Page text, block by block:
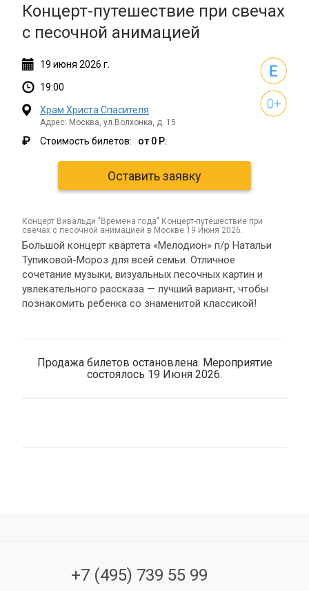
Концерт-путешествие при свечах
с песочной анимацией
19 июня 2026 г.
19:00
Храм Христа Спасителя
Адрес: Москва, ул.Волхонка, д. 15
₽ Стоимость билетов: от 0 Р.
Оставить заявку
концерт Вивальди "Времена года" Концерт-путешествие при
свечах с песочной анимацией в Москве 19 Июня 2026.
Большой концерт квартета «Мелодион» п/р Натальи
Тупиковой-Мороз для всей семьи. Отличное
сочетание музыки, визуальных песочных картин и
увлекательного рассказа — лучший вариант, чтобы
познакомить ребенка со знаменитой классикой!
Продажа билетов остановлена. Мероприятие
состоялось 19 Июня 2026.
+7 (495) 739 55 99